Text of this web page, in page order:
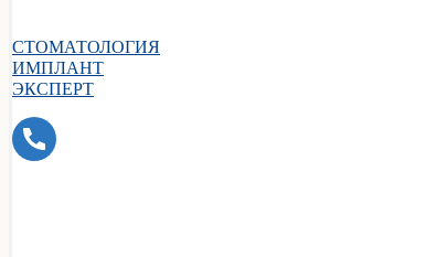
СТОМАТОЛОГИЯ
ИМПЛАНТ
ЭКСПЕРТ